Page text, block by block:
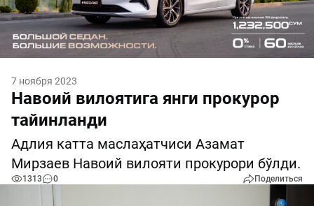
7 ноября 2023
Навоий вилоятига янги прокурор
тайинланди
Адлия катта маслаҳатчиси Азамат
Мирзаев Навоий вилояти прокурори бўлди.
1313 0 Поделиться